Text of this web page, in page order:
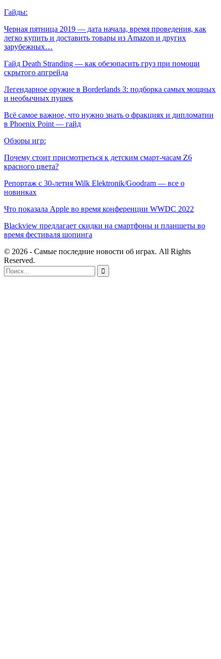
Гайды:
Черная пятница 2019 — дата начала, время проведения, как
легко купить и доставить товары из Amazon и других
зарубежных…
Гайд Death Stranding — как обезопасить груз при помощи
скрытого апгрейда
Легендарное оружие в Borderlands 3: подборка самых мощных
и необычных пушек
Всё самое важное, что нужно знать о фракциях и дипломатии
в Phoenix Point — гайд
Обзоры игр:
Почему стоит присмотреться к детским смарт-часам Z6
красного цвета?
Репортаж с 30-летия Wilk Elektronik/Goodram — все о
новинках
Что показала Apple во время конференции WWDC 2022
Blackview предлагает скидки на смартфоны и планшеты во
время фестиваля шопинга
© 2026 - Самые последние новости об играх. All Rights
Reserved.